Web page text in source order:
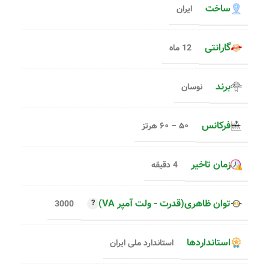
ساخت ایران
گارانتی 12 ماه
برند نوسان
فرکانس ۵۰ – ۶۰ هرتز
زمان تاخیر 4 دقیقه
توان ظاهری(قدرت - ولت آمپر VA) 3000
استانداردها استاندارد ملی ایران